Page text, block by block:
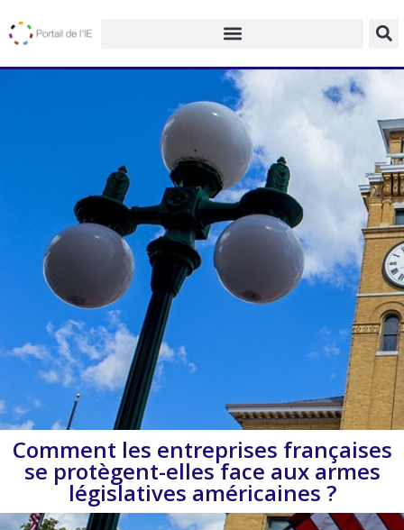
Comment les entreprises françaises
se protègent-elles face aux armes
législatives américaines ?